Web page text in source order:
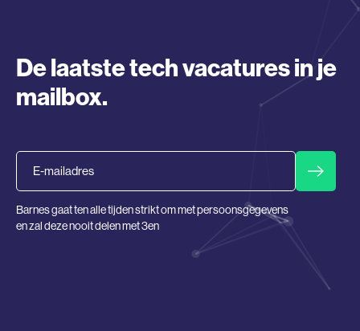
De laatste tech vacatures in je
mailbox.
Barnes gaat ten alle tijden strikt om met persoonsgegevens
en zal deze nooit delen met 3en